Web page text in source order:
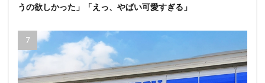
うの欲しかった」「えっ、やばい可愛すぎる」